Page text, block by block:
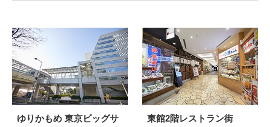
ゆりかもめ 東京ビッグサ
東館2階レストラン街